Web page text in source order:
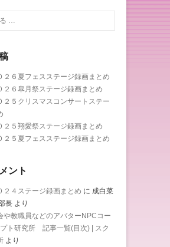
２６夏フェスステージ録画まとめ
２６皐月祭ステージ録画まとめ
２５クリスマスコンサートステー
２５翔愛祭ステージ録画まとめ
２５夏フェスステージ録画まとめ
ント
２４ステージ録画まとめ に 成白菜
長 より
や教職員などのアバターNPCコー
ト研究所 記事一覧(目次) | スク
より